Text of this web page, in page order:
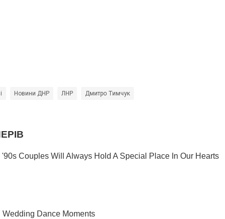
Новини ДНР ЛНР Дмитро Тимчук